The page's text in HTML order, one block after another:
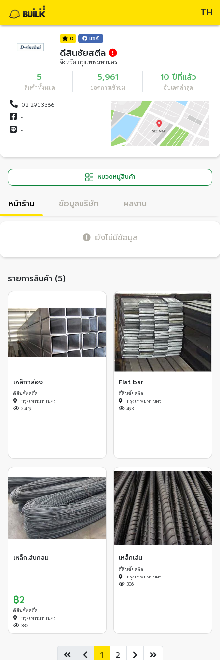
TH
0 แชร์
ดีสินชัยสตีล
จังหวัด กรุงเทพมหานคร
5
สินค้าทั้งหมด
5,961
ยอดการเข้าชม
10 ปีที่แล้ว
อัปเดตล่าสุด
02-2913366
-
-
หมวดหมู่สินค้า
หน้าร้าน ข้อมูลบริษัท ผลงาน
ยังไม่มีข้อมูล
รายการสินค้า (5)
เหล็กกล่อง
ดีสินชัยสตีล
กรุงเทพมหานคร
2,479
Flat bar
ดีสินชัยสตีล
กรุงเทพมหานคร
493
เหล็กเส้นกลม
฿2
ดีสินชัยสตีล
กรุงเทพมหานคร
382
เหล็กเส้น
ดีสินชัยสตีล
กรุงเทพมหานคร
306
1 2